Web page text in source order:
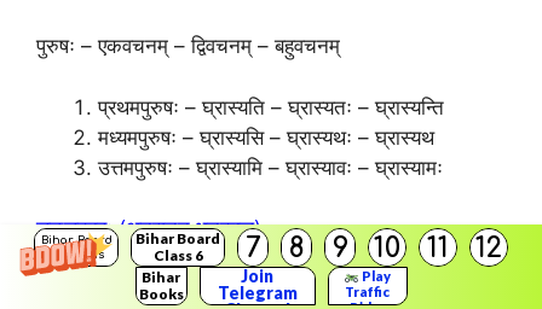
Bihar Board
Solutions
Bihar Board
Class 6
7 8 9 10 11 12
Bihar
Books
Join
Telegram
Play
Traffic
पुरुषः – एकवचनम् – द्विवचनम् – बहुवचनम्
प्रथमपुरुषः – घ्रास्यति – घ्रास्यतः – घ्रास्यन्ति
मध्यमपुरुषः – घ्रास्यसि – घ्रास्यथः – घ्रास्यथ
उत्तमपुरुषः – घ्रास्यामि – घ्रास्यावः – घ्रास्यामः
लङ्लकारः (अनद्यतन भूतकाल)
पुरुषः – एकवचनम् – द्विवचनम् – बहुवचनम्